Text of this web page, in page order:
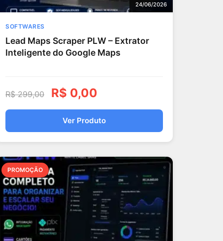
24/06/2026
SOFTWARES
Lead Maps Scraper PLW – Extrator
Inteligente do Google Maps
R$299,00 R$ 0,00
Ver Produto
PROMOÇÃO